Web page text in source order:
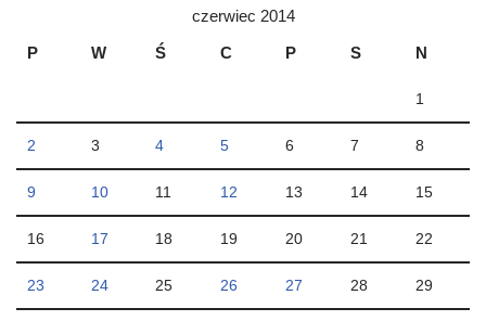
czerwiec 2014
P
W Ś C P S N
1
2 3 4 5 6 7 8
9 10 11 12 13 14 15
16 17 18 19 20 21 22
23 24 25 26 27 28 29